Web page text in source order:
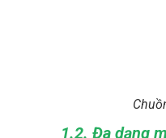
1.2. Đa dạng